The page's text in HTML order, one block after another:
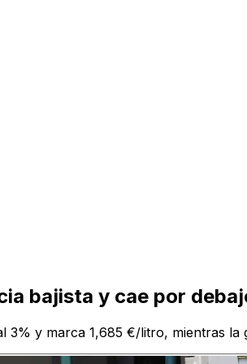
bajista y cae por
3% y marca 1,685 €/litro, mientras la